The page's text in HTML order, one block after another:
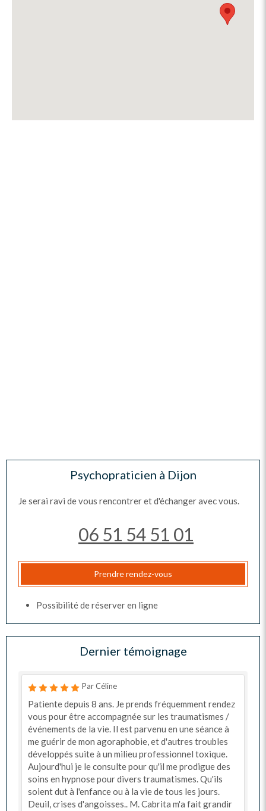
Psychopraticien à Dijon
Je serai ravi de vous rencontrer et d'échanger avec vous.
06 51 54 51 01
Prendre rendez-vous
Possibilité de réserver en ligne
Dernier témoignage
Par Céline
Patiente depuis 8 ans. Je prends fréquemment rendez
vous pour être accompagnée sur les traumatismes /
événements de la vie. Il est parvenu en une séance à
me guérir de mon agoraphobie, et d'autres troubles
développés suite à un milieu professionnel toxique.
Aujourd'hui je le consulte pour qu'il me prodigue des
soins en hypnose pour divers traumatismes. Qu'ils
soient dut à l'enfance ou à la vie de tous les jours.
Deuil, crises d'angoisses.. M. Cabrita m'a fait grandir